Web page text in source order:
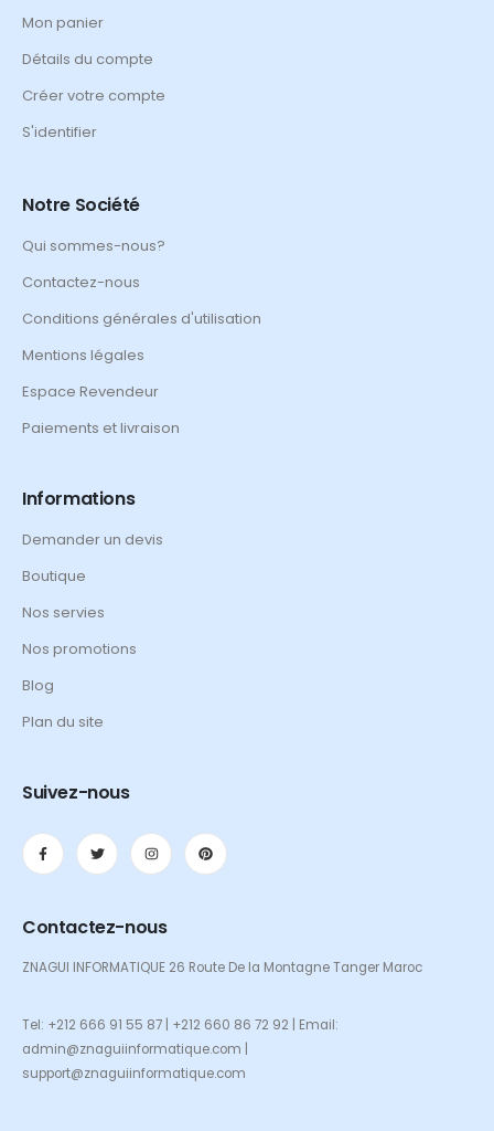
Mon panier
Détails du compte
Créer votre compte
S'identifier
Notre Société
Qui sommes-nous?
Contactez-nous
Conditions générales d'utilisation
Mentions légales
Espace Revendeur
Paiements et livraison
Informations
Demander un devis
Boutique
Nos servies
Nos promotions
Blog
Plan du site
Suivez-nous
Contactez-nous
ZNAGUI INFORMATIQUE 26 Route De la Montagne Tanger Maroc
Tel: +212 666 91 55 87 | +212 660 86 72 92 | Email:
admin@znaguiinformatique.com |
support@znaguiinformatique.com